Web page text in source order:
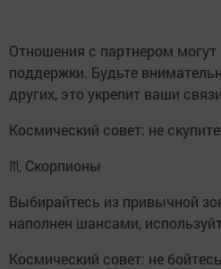
Отношения с партнером
поддержки. Будьте
других, это укрепит ваши
Космический совет: не
♏ Скорпионы
Выбирайтесь из привычной
наполнен шансами,
Космический совет: не